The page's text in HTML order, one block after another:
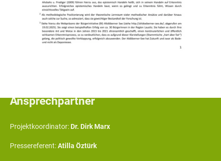
insbesondere Umwelt- und Planungsrecht
Fakultaet V, Raum 526, Lehrgebäude 10,
Erich-Weinert-Straße 1
Ansprechpartner
Projektkoordinator:Dr. Dirk Marx
Pressereferent:Atilla Öztürk